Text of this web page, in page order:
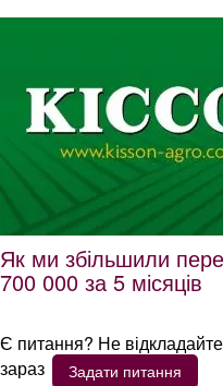
Як ми збільшили
700 000 за 5 місяців
Є питання? Не
зараз
Задати питання